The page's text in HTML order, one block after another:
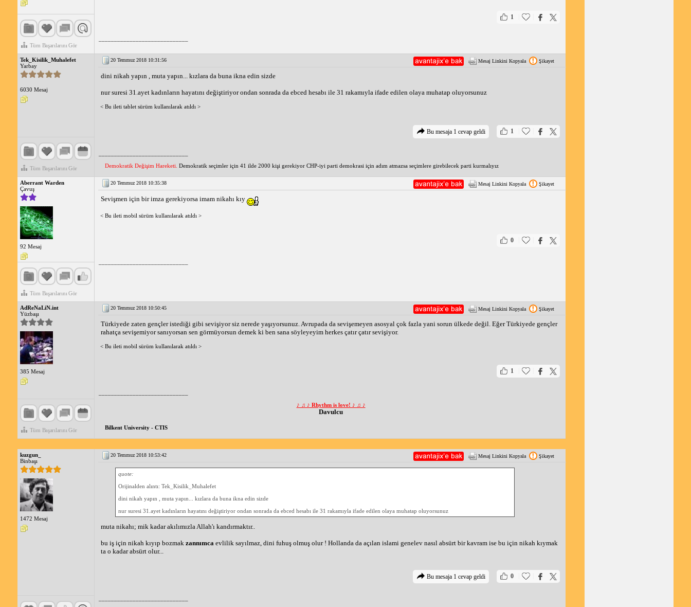
Tüm Başarılarını Gör
1
Tek_Kisilik_Muhalefet
Yarbay
6030 Mesaj
Tüm Başarılarını Gör
20 Temmuz 2018 10:31:56 Mesaj Linkini Kopyala Şikayet
dini nikah yapın , muta yapın... kızlara da buna ikna edin sizde
nur suresi 31.ayet kadınların hayatını değiştiriyor ondan sonrada da ebced hesabı ile 31 rakamıyla ifade edilen olaya muhatap oluyorsunuz
< Bu ileti tablet sürüm kullanılarak atıldı >
1
Bu mesaja 1 cevap geldi
Demokratik Değişim Hareketi. Demokratik seçimler için 41 ilde 2000 kişi gerekiyor CHP-iyi parti demokrasi için adım atmazsa seçimlere girebilecek parti kurmalıyız
Aberrant Warden
Çavuş
92 Mesaj
Tüm Başarılarını Gör
20 Temmuz 2018 10:35:38 Mesaj Linkini Kopyala Şikayet
Sevişmen için bir imza gerekiyorsa imam nikahı kıy
< Bu ileti mobil sürüm kullanılarak atıldı >
0
AdReNaLiN.int
Yüzbaşı
385 Mesaj
Tüm Başarılarını Gör
20 Temmuz 2018 10:50:45 Mesaj Linkini Kopyala Şikayet
Türkiyede zaten gençler istediği gibi sevişiyor siz nerede yaşıyorsunuz. Avrupada da sevişemeyen asosyal çok fazla yani sorun ülkede değil. Eğer Türkiyede gençler
rahatça sevişemiyor sanıyorsan sen görmüyorsun demek ki ben sana söyleyeyim herkes çatır çatır sevişiyor.
< Bu ileti mobil sürüm kullanılarak atıldı >
1
♪ ♫ ♪ Rhythm is love! ♪ ♫ ♪
Davulcu
Bilkent University - CTIS
kuzgun_
Binbaşı
1472 Mesaj
20 Temmuz 2018 10:53:42 Mesaj Linkini Kopyala Şikayet
quote:
Orijinalden alıntı: Tek_Kisilik_Muhalefet
dini nikah yapın , muta yapın... kızlara da buna ikna edin sizde
nur suresi 31.ayet kadınların hayatını değiştiriyor ondan sonrada da ebced hesabı ile 31 rakamıyla ifade edilen olaya muhatap oluyorsunuz
muta nikahı; mik kadar akılımızla Allah'ı kandırmaktır..
bu iş için nikah kıyıp bozmak zannımcaevlilik sayılmaz, dini fuhuş olmuş olur ! Hollanda da açılan islami genelev nasıl absürt bir kavram ise bu için nikah kıymak
ta o kadar absürt olur...
0
Bu mesaja 1 cevap geldi